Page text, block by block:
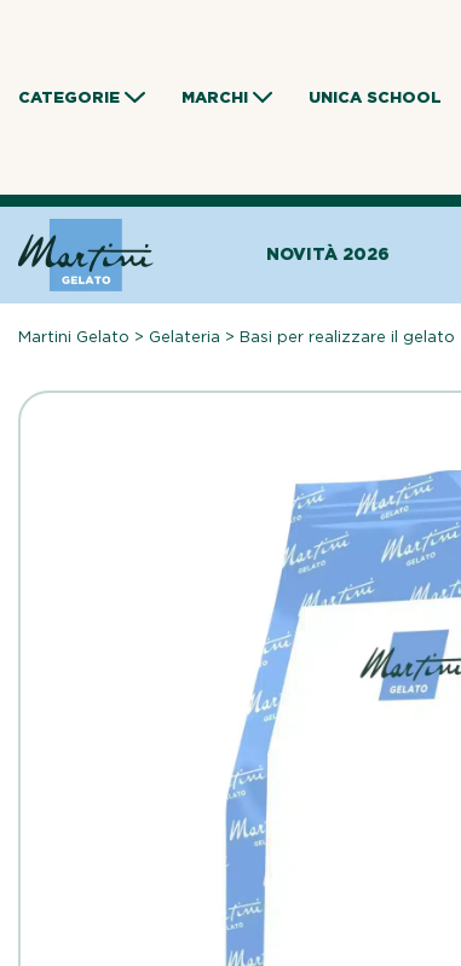
CATEGORIE MARCHI UNICA SCHOOL
NOVITÀ 2026
Martini Gelato > Gelateria >Basi per realizzare il gelato